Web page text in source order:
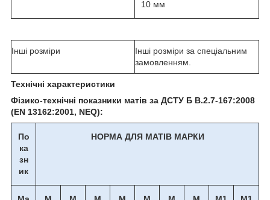
10 мм
Інші розміри
Інші розміри за спеціальним
замовленням.
Технічні характеристики
Фізико-технічні показники матів за ДСТУ Б В.2.7-167:2008
(EN 13162:2001, NEQ):
По
ка
зн
ик
НОРМА ДЛЯ МАТІВ МАРКИ